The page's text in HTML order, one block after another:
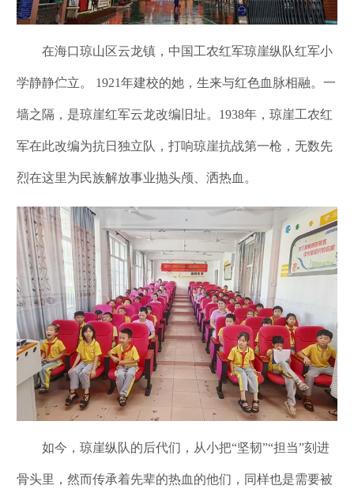
在海口琼山区云龙镇，中国工农红军琼崖纵队红军小
学静静伫立。 1921年建校的她，生来与红色血脉相融。一
墙之隔，是琼崖红军云龙改编旧址。1938年，琼崖工农红
军在此改编为抗日独立队，打响琼崖抗战第一枪，无数先
烈在这里为民族解放事业抛头颅、洒热血。
如今，琼崖纵队的后代们，从小把“坚韧”“担当”刻进
骨头里，然而传承着先辈的热血的他们，同样也是需要被